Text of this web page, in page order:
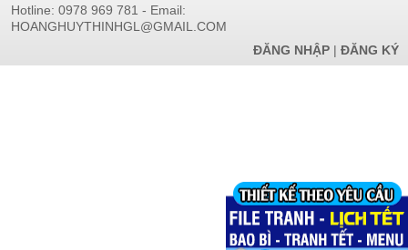
Hotline: 0978 969 781 - Email:
HOANGHUYTHINHGL@GMAIL.COM
ĐĂNG NHẬP | ĐĂNG KÝ